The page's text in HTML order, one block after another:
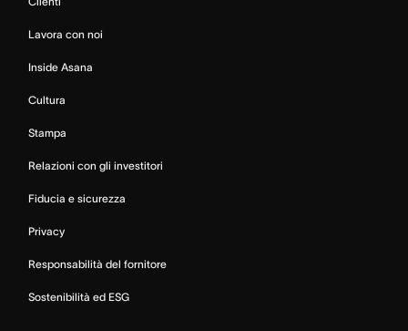
Lavora con noi
Inside Asana
Cultura
Stampa
Relazioni con gli investitori
Fiducia e sicurezza
Privacy
Responsabilità del fornitore
Sostenibilità ed ESG